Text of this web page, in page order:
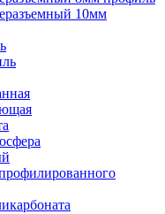
10мм